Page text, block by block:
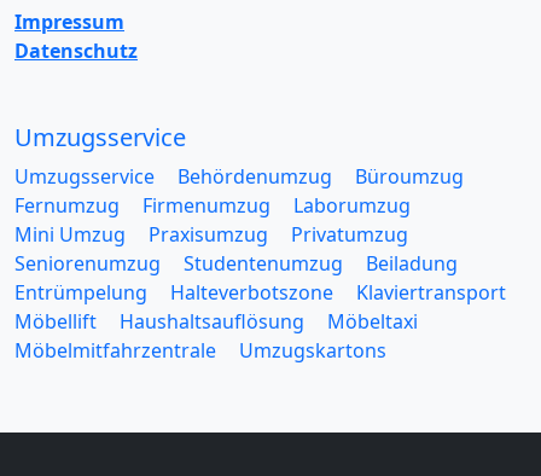
Impressum
Datenschutz
Umzugsservice
Umzugsservice Behördenumzug
Büroumzug
Fernumzug
Firmenumzug
Laborumzug
Mini Umzug
Praxisumzug
Privatumzug
Seniorenumzug
Studentenumzug
Beiladung
Entrümpelung
Halteverbotszone
Klaviertransport
Möbellift
Haushaltsauflösung
Möbeltaxi
Möbelmitfahrzentrale
Umzugskartons